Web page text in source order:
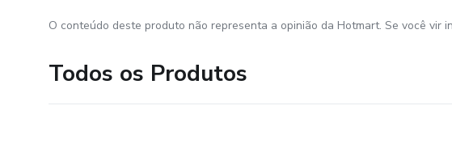
O conteúdo deste produto não representa a opinião da Hotmart. Se você vir
Todos os Produtos